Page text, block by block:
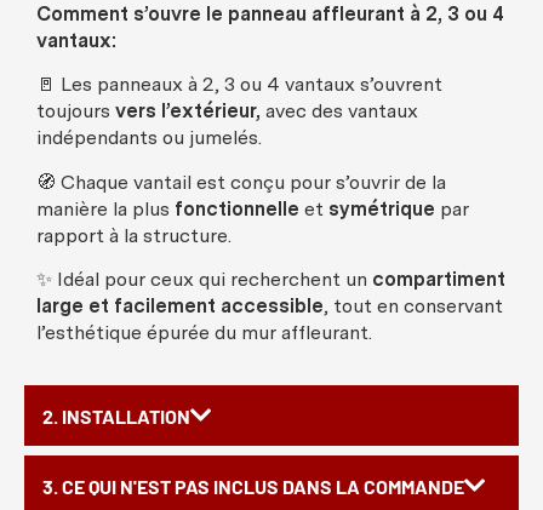
2. INSTALLATION
3. CE QUI N'EST PAS INCLUS DANS LA COMMANDE
Comment s’ouvre le panneau affleurant à 2, 3 ou 4
vantaux:
🚪 Les panneaux à 2, 3 ou 4 vantaux s’ouvrent
toujours vers l’extérieur, avec des vantaux
indépendants ou jumelés.
🧭 Chaque vantail est conçu pour s’ouvrir de la
manière la plus fonctionnelle et symétrique par
rapport à la structure.
✨ Idéal pour ceux qui recherchent un compartiment
large et facilement accessible, tout en conservant
l’esthétique épurée du mur affleurant.